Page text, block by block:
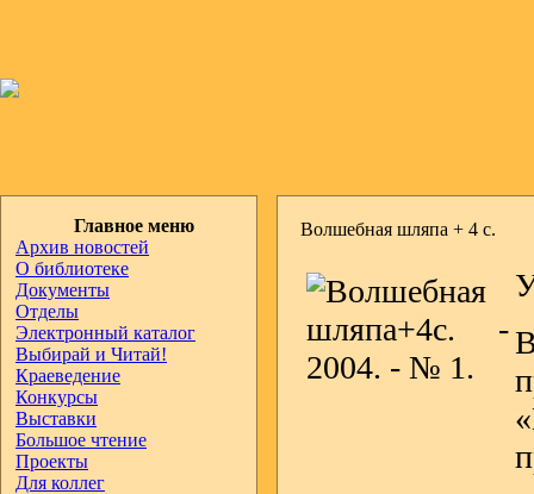
Главное меню
Архив новостей
О библиотеке
Документы
Отделы
Электронный каталог
Выбирай и Читай!
Краеведение
Конкурсы
Выставки
Большое чтение
Проекты
Для коллег
Волшебная шляпа + 4 с.